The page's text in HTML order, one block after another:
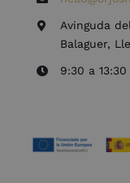
Avinguda
Balaguer,
9:30 a